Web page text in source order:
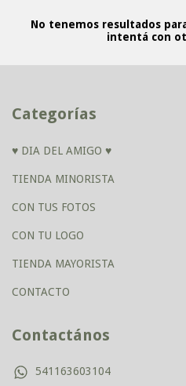
No tenemos resultados
intentá con
Categorías
♥ DIA DEL AMIGO ♥
TIENDA MINORISTA
CON TUS FOTOS
CON TU LOGO
TIENDA MAYORISTA
CONTACTO
Contactános
541163603104